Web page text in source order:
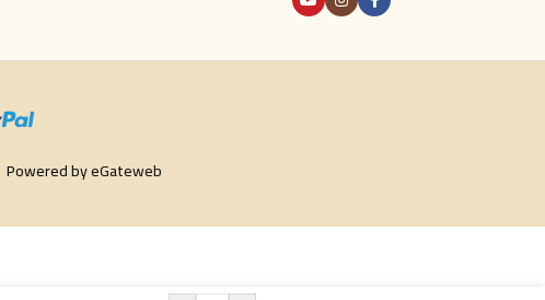
Powered byeGateweb